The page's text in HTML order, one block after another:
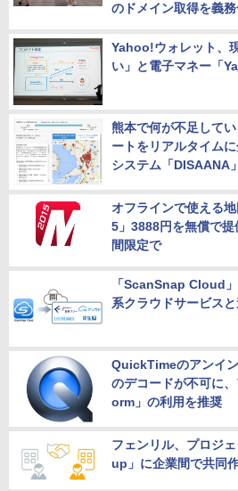
のドメイン取得を義
Yahoo!ウォレット、
い」と電子マネー「
熊本で何が不足して
ートをリアルタイム
システム「DISAANA」
オフラインで使える
5」3888円を無償で
間限定で
「ScanSnap Cloud
系クラウドサービス
QuickTimeのアンイ
のデコードが不可に
orm」の利用を推奨
フェンリル、プロジ
up」に企業間で共同